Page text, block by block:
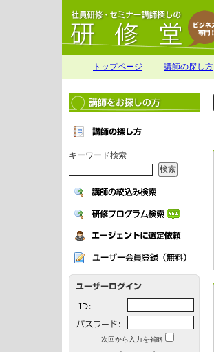
トップページ 講師の探し方
キーワード検索
次回から入力を省略